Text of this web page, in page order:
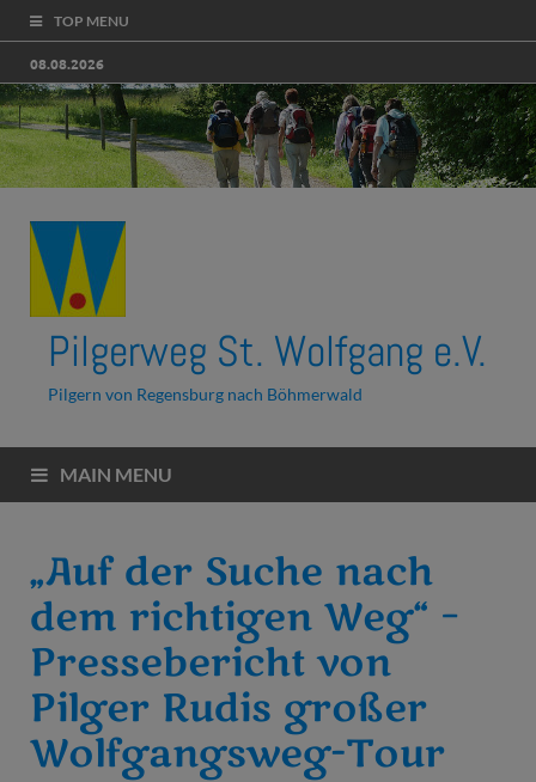
TOP MENU
08.08.2026
Pilgerweg St. Wolfgang e.V.
Pilgern von Regensburg nach Böhmerwald
MAIN MENU
„Auf der Suche nach
dem richtigen Weg“ –
Pressebericht von
Pilger Rudis großer
Wolfgangsweg-Tour